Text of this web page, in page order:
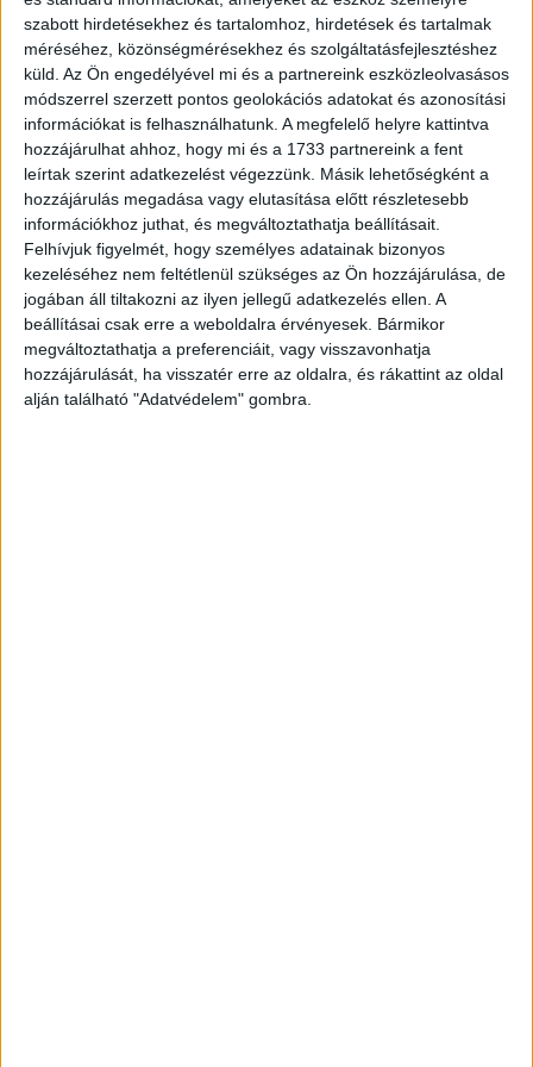
szabott hirdetésekhez és tartalomhoz, hirdetések és tartalmak
méréséhez, közönségmérésekhez és szolgáltatásfejlesztéshez
küld. Az Ön engedélyével mi és a partnereink eszközleolvasásos
módszerrel szerzett pontos geolokációs adatokat és azonosítási
információkat is felhasználhatunk. A megfelelő helyre kattintva
hozzájárulhat ahhoz, hogy mi és a 1733 partnereink a fent
leírtak szerint adatkezelést végezzünk. Másik lehetőségként a
hozzájárulás megadása vagy elutasítása előtt részletesebb
információkhoz juthat, és megváltoztathatja beállításait.
Felhívjuk figyelmét, hogy személyes adatainak bizonyos
kezeléséhez nem feltétlenül szükséges az Ön hozzájárulása, de
jogában áll tiltakozni az ilyen jellegű adatkezelés ellen. A
beállításai csak erre a weboldalra érvényesek. Bármikor
megváltoztathatja a preferenciáit, vagy visszavonhatja
hozzájárulását, ha visszatér erre az oldalra, és rákattint az oldal
alján található "Adatvédelem" gombra.
OLVASTA MÁR?
Tovább növekszik az online vásárlások aránya